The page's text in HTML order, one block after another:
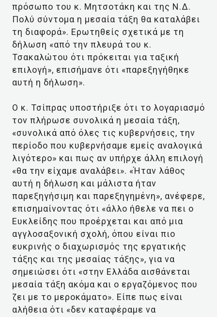
πρόσωπο του κ. Μητσοτάκη και της Ν.Δ.
Πολύ σύντομα η μεσαία τάξη θα καταλάβει
τη διαφορά». Ερωτηθείς σχετικά με τη
δήλωση «από την πλευρά του κ.
Τσακαλώτου ότι πρόκειται για ταξική
επιλογή», επισήμανε ότι «παρεξηγήθηκε
αυτή η δήλωση».
Ο κ. Τσίπρας υποστήριξε ότι το λογαριασμό
τον πλήρωσε συνολικά η μεσαία τάξη,
«συνολικά από όλες τις κυβερνήσεις, την
περίοδο που κυβερνήσαμε εμείς αναλογικά
λιγότερο» και πως αν υπήρχε άλλη επιλογή
«θα την είχαμε αναλάβει». «Ήταν λάθος
αυτή η δήλωση και μάλιστα ήταν
παρεξηγήσιμη και παρεξηγημένη», ανέφερε,
επισημαίνοντας ότι «άλλο ήθελε να πει ο
Ευκλείδης που προέρχεται και από μια
αγγλοσαξονική σχολή, όπου είναι πιο
ευκρινής ο διαχωρισμός της εργατικής
τάξης και της μεσαίας τάξης», για να
σημειώσει ότι «στην Ελλάδα αισθάνεται
μεσαία τάξη ακόμα και ο εργαζόμενος που
ζει με το μεροκάματο». Είπε πως είναι
αλήθεια ότι «δεν καταφέραμε να